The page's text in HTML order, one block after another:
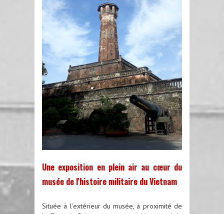
Une exposition en plein air au cœur du
musée de l'histoire militaire du Vietnam
Située à l’extérieur du musée, à proximité de